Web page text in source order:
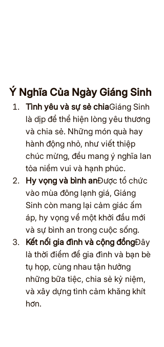
Ý Nghĩa Của Ngày Giáng Sinh
Tình yêu và sự sẻ chiaGiáng Sinh
là dịp để thể hiện lòng yêu thương
và chia sẻ. Những món quà hay
hành động nhỏ, như viết thiệp
chúc mừng, đều mang ý nghĩa lan
tỏa niềm vui và hạnh phúc.
Hy vọng và bình anĐược tổ chức
vào mùa đông lạnh giá, Giáng
Sinh còn mang lại cảm giác ấm
áp, hy vọng về một khởi đầu mới
và sự bình an trong cuộc sống.
Kết nối gia đình và cộng đồngĐây
là thời điểm để gia đình và bạn bè
tụ họp, cùng nhau tận hưởng
những bữa tiệc, chia sẻ kỷ niệm,
và xây dựng tình cảm khăng khít
hơn.